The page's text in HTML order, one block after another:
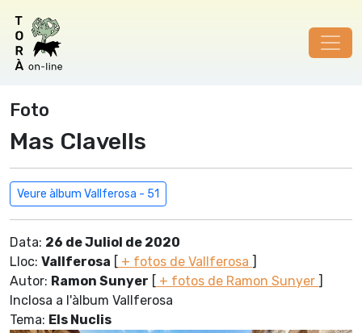
Foto
Mas Clavells
Veure àlbum Vallferosa - 51
Data: 26 de Juliol de 2020
Lloc: Vallferosa [ + fotos de Vallferosa ]
Autor: Ramon Sunyer [ + fotos de Ramon Sunyer ]
Inclosa a l'àlbum Vallferosa
Tema: Els Nuclis